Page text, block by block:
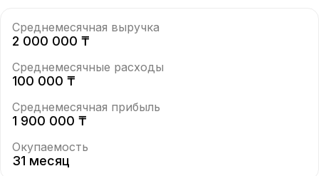
Среднемесячная выручка
2 000 000 ₸
Среднемесячные расходы
100 000 ₸
Среднемесячная прибыль
1 900 000 ₸
Окупаемость
31 месяц